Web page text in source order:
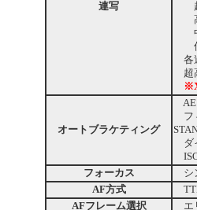
連写
超
高
中
低
各
超
オートブラケティング
AE
フ
ダ
フォーカス
シ
AF方式
AFフレーム選択
エ